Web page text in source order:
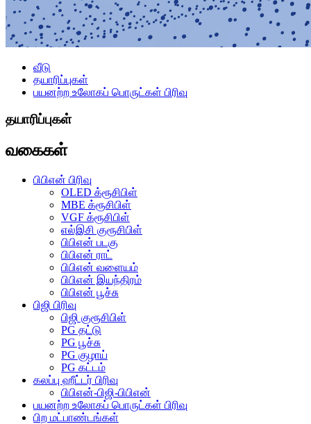
வீடு
தயாரிப்புகள்
பயனற்ற உலோகப் பொருட்கள் பிரிவு
தயாரிப்புகள்
வகைகள்
பிபிஎன் பிரிவு
OLED க்ரூசிபிள்
MBE க்ரூசிபிள்
VGF க்ரூசிபிள்
எல்இசி குரூசிபிள்
பிபிஎன் படகு
பிபிஎன் ராட்
பிபிஎன் வளையம்
பிபிஎன் இயந்திரம்
பிபிஎன் பூச்சு
பிஜி பிரிவு
பிஜி குரூசிபிள்
PG தட்டு
PG பூச்சு
PG குழாய்
PG கட்டம்
கலப்பு ஹீட்டர் பிரிவு
பிபிஎன்-பிஜி-பிபிஎன்
பயனற்ற உலோகப் பொருட்கள் பிரிவு
பிற மட்பாண்டங்கள்